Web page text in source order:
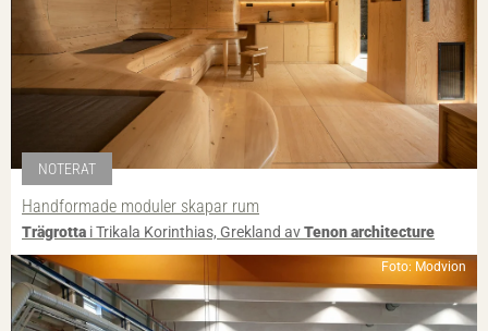
NOTERAT
Handformade moduler skapar rum
Trägrotta i Trikala Korinthias, Grekland avTenon architecture
Foto: Modvion